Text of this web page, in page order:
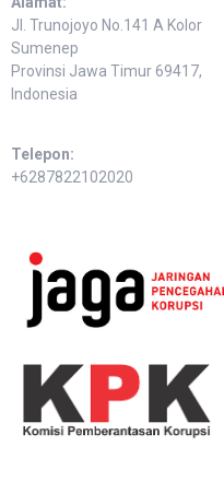
Jl. Trunojoyo No.141 A Kolor
Sumenep
Provinsi Jawa Timur 69417,
Indonesia
Telepon:
+6287822102020